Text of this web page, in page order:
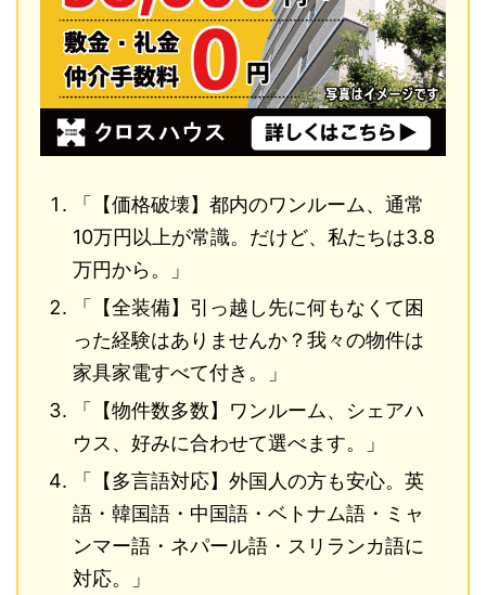
「【価格破壊】都内のワンルーム、通常
10万円以上が常識。だけど、私たちは3.8
万円から。」
「【全装備】引っ越し先に何もなくて困
った経験はありませんか？我々の物件は
家具家電すべて付き。」
「【物件数多数】ワンルーム、シェアハ
ウス、好みに合わせて選べます。」
「【多言語対応】外国人の方も安心。英
語・韓国語・中国語・ベトナム語・ミャ
ンマー語・ネパール語・スリランカ語に
対応。」